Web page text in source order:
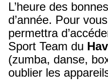
L’heure des
d’année. Pour
permettra
Sport Team du
(zumba, danse,
oublier les